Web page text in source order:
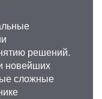
решений.
новейших
сложные